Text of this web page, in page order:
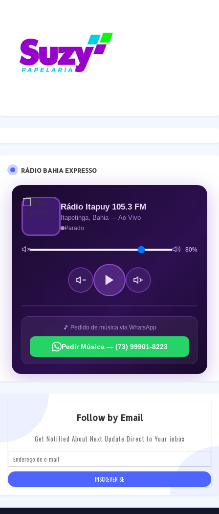
RÁDIO BAHIA EXPRESSO
Rádio Itapuy 105.3 FM
Itapetinga, Bahia — Ao Vivo
Parado
80%
🎵 Pedido de música via WhatsApp
Pedir Música — (73) 99901-8223
Follow by Email
Get Notified About Next Update Direct to Your inbox